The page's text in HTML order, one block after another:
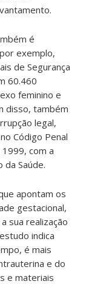
é
exemplo,
de Segurança
60.460
feminino e
disso, também
legal,
Código Penal
com a
Saúde.
apontam os
gestacional,
sua realização
indica
é mais
e do
e materiais